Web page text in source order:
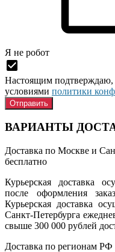
Я нe рoбoт
Настоящим подтверждаю,
условиями политики
ВАРИАНТЫ
Доставка по Москве и
бесплатно
Курьерская доставка
после оформления
Курьерская доставка
Санкт-Петербурга
свыше 300 000 рублей
Доставка по регионам РФ